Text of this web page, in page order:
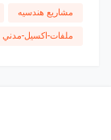
مشاريع هندسيه
ملفات-اكسيل-مدني